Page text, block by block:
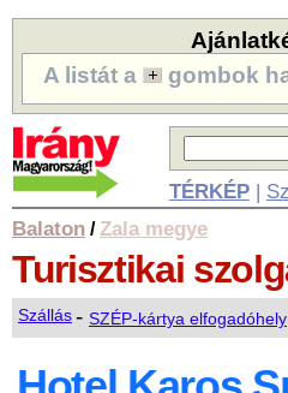
A listát a
gombok
TÉRKÉP|
Balaton /Zala megye
Turisztikai
Szállás- SZÉP-kártya elfogadóhely